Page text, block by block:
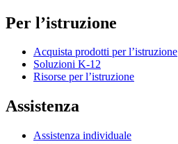
Per l’istruzione
Acquista prodotti per l’istruzione
Soluzioni K-12
Risorse per l’istruzione
Assistenza
Assistenza individuale